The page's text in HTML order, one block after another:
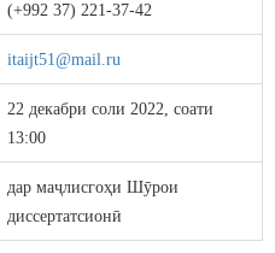
(+992 37) 221-37-42
itaijt51@mail.ru
22 декабри соли 2022, соати
13:00
дар маҷлисгоҳи Шӯрои
диссертатсионӣ